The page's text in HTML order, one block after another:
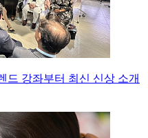
드 강좌부터 최신 신상 소개